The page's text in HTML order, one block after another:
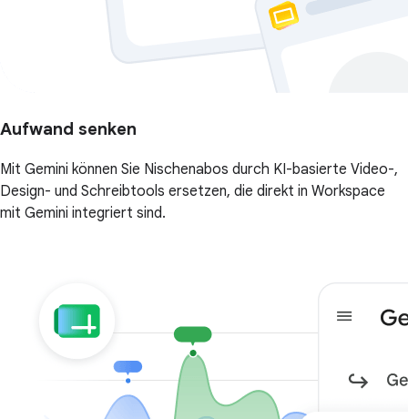
Aufwand senken
Mit Gemini können Sie Nischenabos durch KI-basierte Video-,
Design- und Schreibtools ersetzen, die direkt in Workspace
mit Gemini integriert sind.